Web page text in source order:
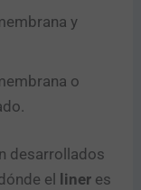
y
o
desarrollados
el
liner es